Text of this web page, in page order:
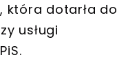
która dotarła do
usługi